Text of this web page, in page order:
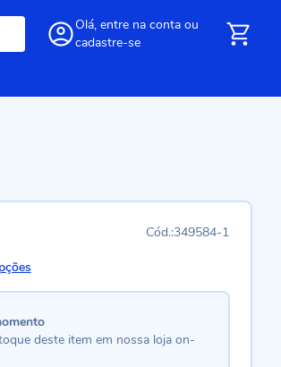
Olá, entre na conta ou
cadastre-se
349584-1
deste item em nossa loja on-